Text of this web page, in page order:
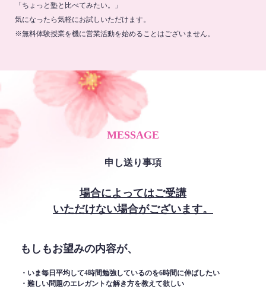
「ちょっと塾と比べてみたい。」
気になったら気軽にお試しいただけます。
※無料体験授業を機に営業活動を始めることはございません。
MESSAGE
申し送り事項
場合によってはご受講
いただけない場合がございます。
もしもお望みの内容が、
・いま毎日平均して4時間勉強しているのを6時間に伸ばしたい
・難しい問題のエレガントな解き方を教えて欲しい